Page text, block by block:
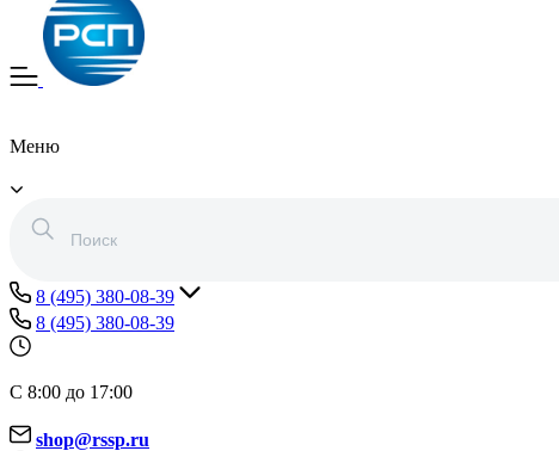
Меню
8 (495) 380-08-39
8 (495) 380-08-39
С 8:00 до 17:00
shop@rssp.ru